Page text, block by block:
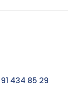
434 85 29